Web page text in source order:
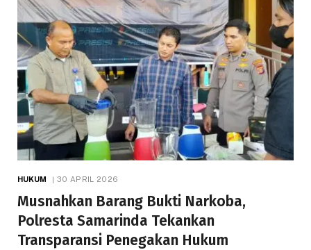
HUKUM 30 APRIL 2026
Musnahkan Barang Bukti Narkoba,
Polresta Samarinda Tekankan
Transparansi Penegakan Hukum